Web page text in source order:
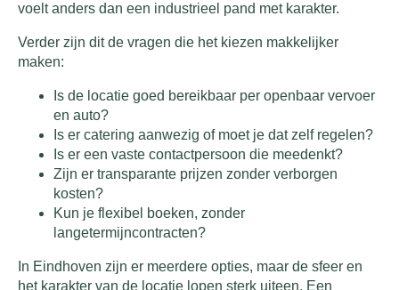
voelt anders dan een industrieel pand met karakter.
Verder zijn dit de vragen die het kiezen makkelijker
maken:
Is de locatie goed bereikbaar per openbaar vervoer
en auto?
Is er catering aanwezig of moet je dat zelf regelen?
Is er een vaste contactpersoon die meedenkt?
Zijn er transparante prijzen zonder verborgen
kosten?
Kun je flexibel boeken, zonder
langetermijncontracten?
In Eindhoven zijn er meerdere opties, maar de sfeer en
het karakter van de locatie lopen sterk uiteen. Een